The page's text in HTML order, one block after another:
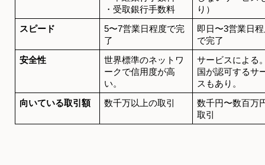
・受取銀行手数料
り）
スピード
5〜7営業日程度で完
了
即日〜3営業日
で完了
安全性
世界標準のネットワ
ークで信用度が高
い。
サービスによる
国が認可するサ
スもあり。
向いている取引額 数千万以上の取引
数千円〜数百万
取引